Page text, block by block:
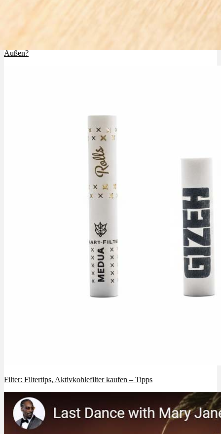
Außen?
Filter: Filtertips, Aktivkohlefilter kaufen – Tipps